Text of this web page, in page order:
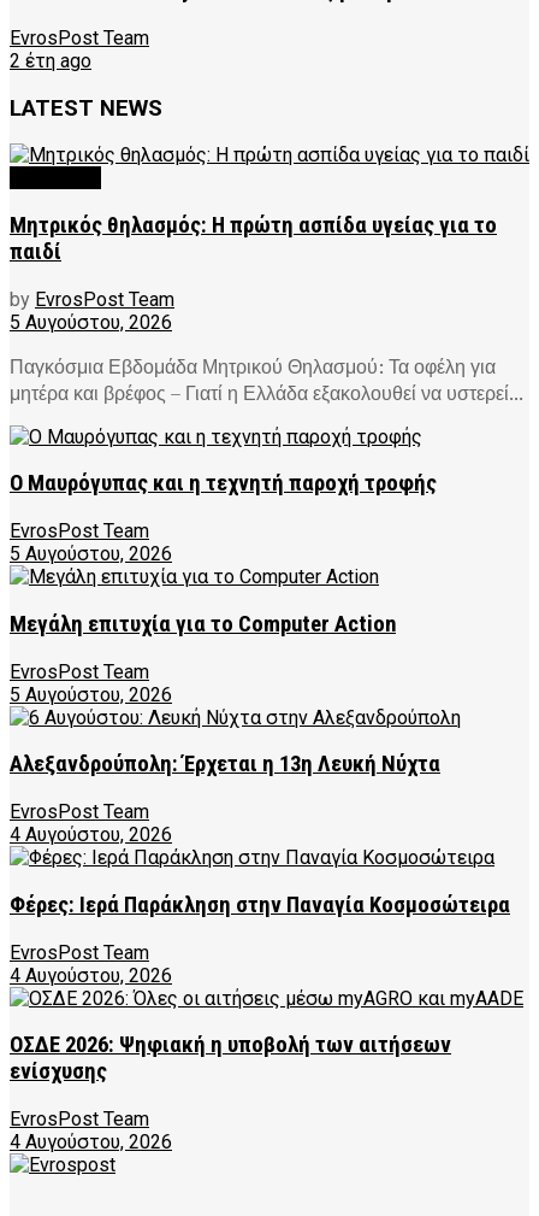
EvrosPost Team
2 έτη ago
LATEST NEWS
Μητρικός θηλασμός: Η πρώτη ασπίδα υγείας για το
παιδί
by EvrosPost Team
5 Αυγούστου, 2026
Παγκόσμια Εβδομάδα Μητρικού Θηλασμού: Τα οφέλη για
μητέρα και βρέφος – Γιατί η Ελλάδα εξακολουθεί να υστερεί...
Ο Μαυρόγυπας και η τεχνητή παροχή τροφής
EvrosPost Team
5 Αυγούστου, 2026
Μεγάλη επιτυχία για το Computer Action
EvrosPost Team
5 Αυγούστου, 2026
Αλεξανδρούπολη: Έρχεται η 13η Λευκή Νύχτα
EvrosPost Team
4 Αυγούστου, 2026
Φέρες: Ιερά Παράκληση στην Παναγία Κοσμοσώτειρα
EvrosPost Team
4 Αυγούστου, 2026
ΟΣΔΕ 2026: Ψηφιακή η υποβολή των αιτήσεων
ενίσχυσης
EvrosPost Team
4 Αυγούστου, 2026